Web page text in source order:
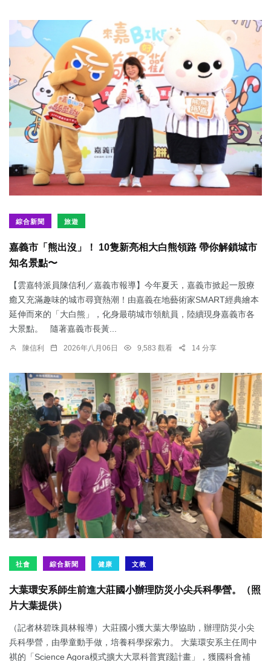
綜合新聞 旅遊
嘉義市「熊出沒」！ 10隻新亮相大白熊領路 帶你解鎖城市
知名景點〜
【雲嘉特派員陳信利／嘉義市報導】今年夏天，嘉義市掀起一股療
癒又充滿趣味的城市尋寶熱潮！由嘉義在地藝術家SMART經典繪本
延伸而來的「大白熊」，化身最萌城市領航員，陸續現身嘉義市各
大景點。 隨著嘉義市長黃...
陳信利 2026年八月06日 9,583 觀看 14 分享
社會 綜合新聞 健康 文教
大葉環安系師生前進大莊國小辦理防災小尖兵科學營。（照
片大葉提供）
（記者林碧珠員林報導）大莊國小獲大葉大學協助，辦理防災小尖
兵科學營，由學童動手做，培養科學探索力。 大葉環安系主任周中
祺的「Science Agora模式擴大大眾科普實踐計畫」，獲國科會補